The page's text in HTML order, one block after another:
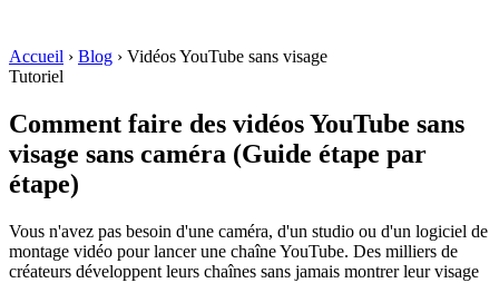
Accueil › Blog › Vidéos YouTube sans visage
Tutoriel
Comment faire des vidéos YouTube sans
visage sans caméra (Guide étape par
étape)
Vous n'avez pas besoin d'une caméra, d'un studio ou d'un logiciel de
montage vidéo pour lancer une chaîne YouTube. Des milliers de
créateurs développent leurs chaînes sans jamais montrer leur visage